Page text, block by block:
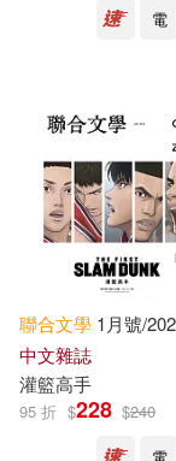
White(6552)
Wells(6467)
Blue
時報出版
Tantor
Simon &
浙江大學出
電
聯合文學 1月號/
中文雜誌
灌籃高手
95 折 $228 $240